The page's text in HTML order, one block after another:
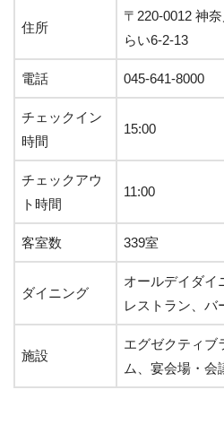
住所
〒220-0012 神
らい6-2-13
電話 045-641-8000
チェックイン
時間
15:00
チェックアウ
ト時間
11:00
客室数 339室
ダイニング
オールデイダイ
レストラン、バ
施設
エグゼクティブ
ム、宴会場・会